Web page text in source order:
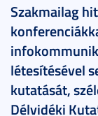
Szakmailag
létesítésével
kutatását,
Délvidéki